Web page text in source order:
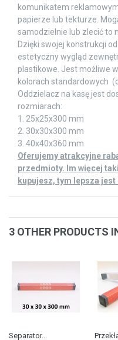
komunikatem
papierze lub tekturze.
samodzielnie lub zlecić to
Dzięki swojej konstrukcji
estetyczny wygląd
plastikowe. Jest możliwe
kolorach standardowych
Oddzielacz na kasę jest
rozmiarach:
1. 25х25х300 mm
2. 30х30х300 mm
3. 40х40х360 mm
Oferujemy atrakcyjne
przedmioty. Im więcej
kupujesz, tym lepsza jest
3 OTHER PRODUCTS
Separator...